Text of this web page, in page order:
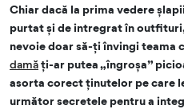
Chiar dacă la prima vedere
purtat și de intregrat în
nevoie doar să-ți învingi teama
damăți-ar putea „îngroșa”
asorta corect ținutelor pe care
următor secretele pentru a